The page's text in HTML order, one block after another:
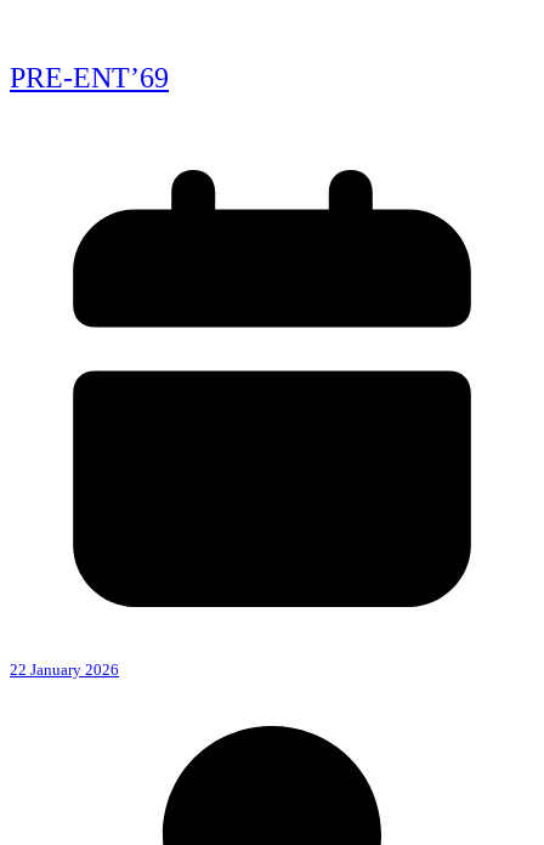
PRE-ENT’69
22 January 2026